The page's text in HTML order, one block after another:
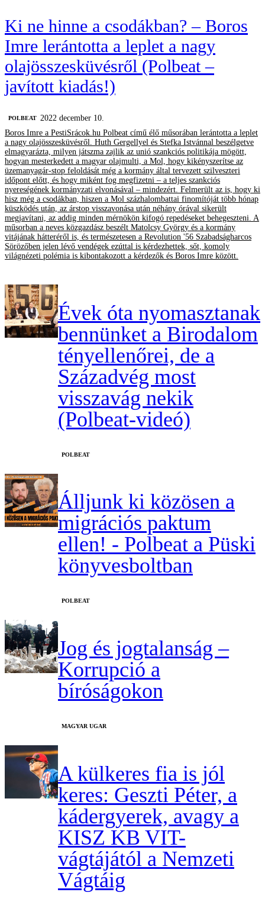
Ki ne hinne a csodákban? – Boros
Imre lerántotta a leplet a nagy
olajösszesküvésről (Polbeat –
javított kiadás!)
‎POLBEAT
2022 december 10.
Boros Imre a PestiSrácok.hu Polbeat című élő műsorában lerántotta a leplet
a nagy olajösszesküvésről. Huth Gergellyel és Stefka Istvánnal beszélgetve
elmagyarázta, milyen játszma zajlik az unió szankciós politikája mögött,
hogyan mesterkedett a magyar olajmulti, a Mol, hogy kikényszerítse az
üzemanyagár-stop feloldását még a kormány által tervezett szilveszteri
időpont előtt, és hogy miként fog megfizetni – a teljes szankciós
nyereségének kormányzati elvonásával – mindezért. Felmerült az is, hogy ki
hisz még a csodákban, hiszen a Mol százhalombattai finomítóját több hónap
küszködés után, az árstop visszavonása után néhány órával sikerült
megjavítani, az addig minden mérnökön kifogó repedéseket behegeszteni. A
műsorban a neves közgazdász beszélt Matolcsy György és a kormány
vitájának hátteréről is, és természetesen a Revolution '56 Szabadságharcos
Sörözőben jelen lévő vendégek ezúttal is kérdezhettek, sőt, komoly
világnézeti polémia is kibontakozott a kérdezők és Boros Imre között.
Évek óta nyomasztanak
bennünket a Birodalom
tényellenőrei, de a
Századvég most
visszavág nekik
(Polbeat-videó)
‎POLBEAT
Álljunk ki közösen a
migrációs paktum
ellen! - Polbeat a Püski
könyvesboltban
‎POLBEAT
Jog és jogtalanság –
Korrupció a
bíróságokon
MAGYAR UGAR
A külkeres fia is jól
keres: Geszti Péter, a
kádergyerek, avagy a
KISZ KB VIT-
vágtájától a Nemzeti
Vágtáig